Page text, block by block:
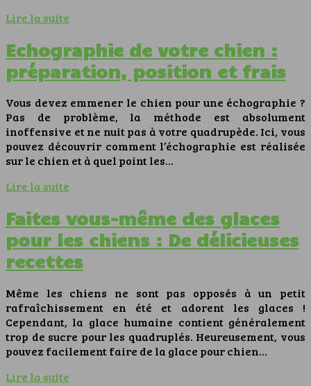
Lire la suite
Echographie de votre chien :
préparation, position et frais
Vous devez emmener le chien pour une échographie ?
Pas de problème, la méthode est absolument
inoffensive et ne nuit pas à votre quadrupède. Ici, vous
pouvez découvrir comment l’échographie est réalisée
sur le chien et à quel point les…
Lire la suite
Faites vous-même des glaces
pour les chiens : De délicieuses
recettes
Même les chiens ne sont pas opposés à un petit
rafraîchissement en été et adorent les glaces !
Cependant, la glace humaine contient généralement
trop de sucre pour les quadruplés. Heureusement, vous
pouvez facilement faire de la glace pour chien…
Lire la suite